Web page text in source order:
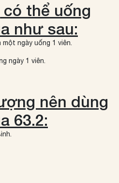
có thể uống
như sau:
ngày uống 1 viên.
ngày 1 viên.
nên dùng
63.2: